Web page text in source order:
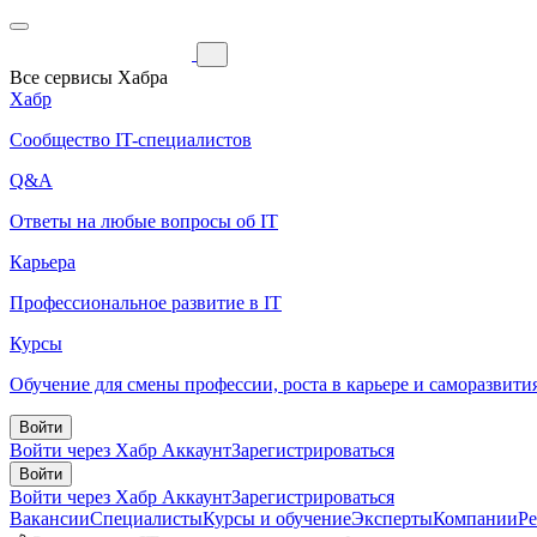
Все сервисы Хабра
Хабр
Сообщество IT-специалистов
Q&A
Ответы на любые вопросы об IT
Карьера
Профессиональное развитие в IT
Курсы
Обучение для смены профессии, роста в карьере и
Войти
Войти через Хабр АккаунтЗарегистрироваться
Войти
Войти через Хабр АккаунтЗарегистрироваться
ВакансииСпециалистыКурсы и обучениеЭкспертыКомпании